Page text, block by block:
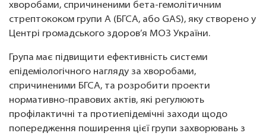
хворобами, спричиненими бета-гемолітичним
стрептококом групи А (БГСА, або GAS), яку створено у
Центрі громадського здоров’я МОЗ України.
Група має підвищити ефективність системи
епідеміологічного нагляду за хворобами,
спричиненими БГСА, та розробити проекти
нормативно-правових актів, які регулюють
профілактичні та протиепідемічні заходи щодо
попередження поширення цієї групи захворювань з